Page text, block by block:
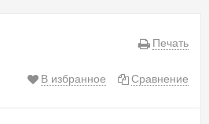
Печать
В избранное Сравнение